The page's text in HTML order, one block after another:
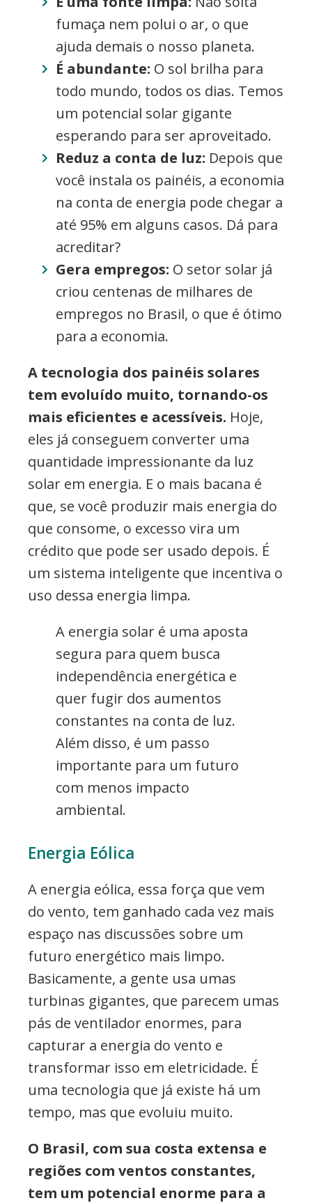
fumaça nem polui o ar, o que
ajuda demais o nosso planeta.
É abundante: O sol brilha para
todo mundo, todos os dias. Temos
um potencial solar gigante
esperando para ser aproveitado.
Reduz a conta de luz: Depois que
você instala os painéis, a economia
na conta de energia pode chegar a
até 95% em alguns casos. Dá para
acreditar?
Gera empregos: O setor solar já
criou centenas de milhares de
empregos no Brasil, o que é ótimo
para a economia.
A tecnologia dos painéis solares
tem evoluído muito, tornando-os
mais eficientes e acessíveis. Hoje,
eles já conseguem converter uma
quantidade impressionante da luz
solar em energia. E o mais bacana é
que, se você produzir mais energia do
que consome, o excesso vira um
crédito que pode ser usado depois. É
um sistema inteligente que incentiva o
uso dessa energia limpa.
A energia solar é uma aposta
segura para quem busca
independência energética e
quer fugir dos aumentos
constantes na conta de luz.
Além disso, é um passo
importante para um futuro
com menos impacto
ambiental.
Energia Eólica
A energia eólica, essa força que vem
do vento, tem ganhado cada vez mais
espaço nas discussões sobre um
futuro energético mais limpo.
Basicamente, a gente usa umas
turbinas gigantes, que parecem umas
pás de ventilador enormes, para
capturar a energia do vento e
transformar isso em eletricidade. É
uma tecnologia que já existe há um
tempo, mas que evoluiu muito.
O Brasil, com sua costa extensa e
regiões com ventos constantes,
tem um potencial enorme para a